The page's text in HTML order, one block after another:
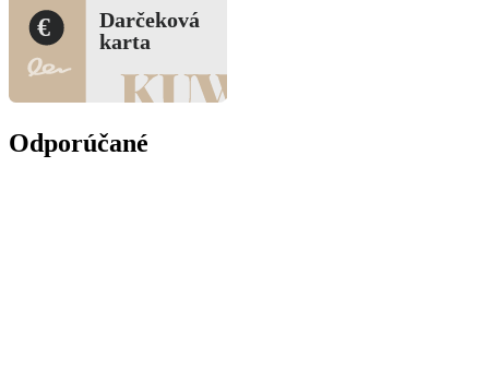
Darčeková
karta
€
Odporúčané